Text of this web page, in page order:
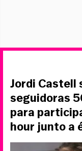
Jordi Castell
seguidoras
para
hour junto a